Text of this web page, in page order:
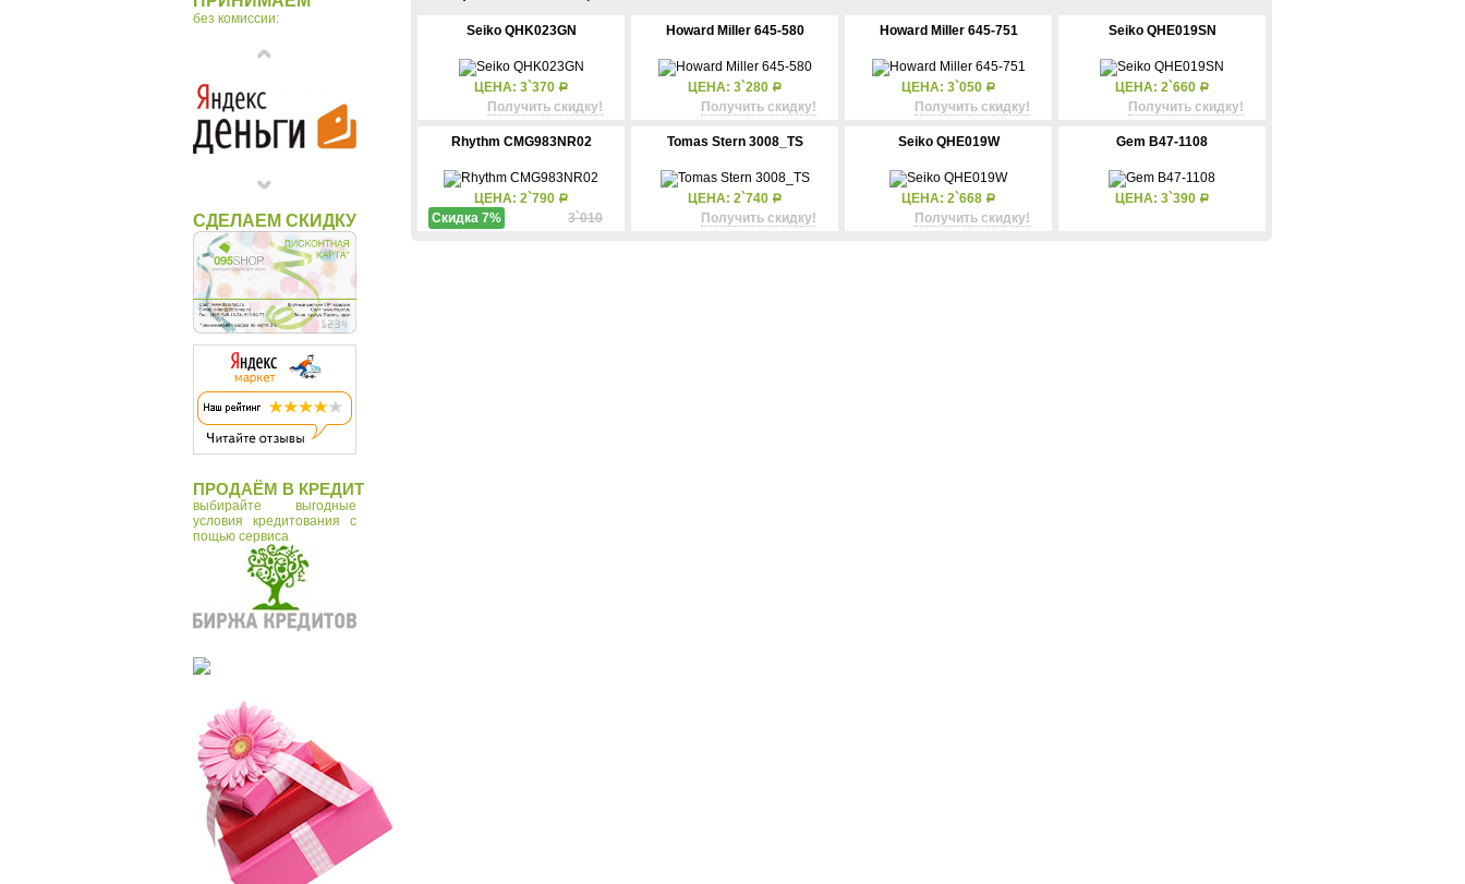
Lowell
Olmecs
Rhythm
Sea Power
Venturi Arte
Vostok
Макей
без комиссии:
СДЕЛАЕМ СКИДКУ
ПРОДАЁМ В КРЕДИТ
выбирайте выгодные
условия кредитования с
пощью сервиса
Seiko QHK023GN
ЦЕНА: 3`370 Р
Получить скидку!
Howard Miller 645-580
ЦЕНА: 3`280 Р
Получить скидку!
Howard Miller 645-751
ЦЕНА: 3`050 Р
Получить скидку!
Seiko QHE019SN
ЦЕНА: 2`660 Р
Получить скидку!
Rhythm CMG983NR02
ЦЕНА: 2`790 Р
3`010
Скидка 7%
Tomas Stern 3008_TS
ЦЕНА: 2`740 Р
Получить скидку!
Seiko QHE019W
ЦЕНА: 2`668 Р
Получить скидку!
Gem B47-1108
ЦЕНА: 3`390 Р